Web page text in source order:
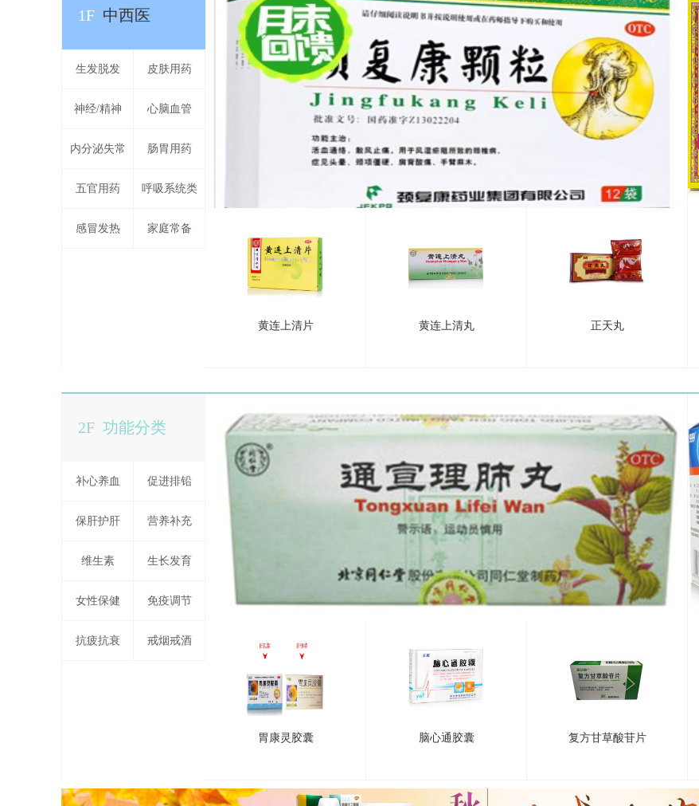
1F 中西医
生发脱发 皮肤用药
神经/精神 心脑血管
内分泌失常 肠胃用药
五官用药 呼吸系统类
感冒发热 家庭常备
黄连上清片 黄连上清丸 正天丸
2F 功能分类
补心养血 促进排铅
保肝护肝 营养补充
维生素 生长发育
女性保健 免疫调节
抗疲抗衰 戒烟戒酒
胃康灵胶囊 脑心通胶囊 复方甘草酸苷片